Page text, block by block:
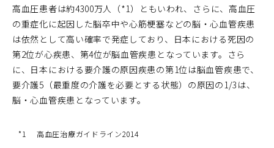
高血圧患者は約4300万人（*1）ともいわれ、さらに、高血圧
の重症化に起因した脳卒中や心筋梗塞などの脳・心血管疾患
は依然として高い確率で発症しており、日本における死因の
第2位が心疾患、第4位が脳血管疾患となっています。さら
に、日本における要介護の原因疾患の第1位は脳血管疾患で、
要介護5（最重度の介護を必要とする状態）の原因の1/3は、
脳・心血管疾患となっています。
*1 高血圧治療ガイドライン2014